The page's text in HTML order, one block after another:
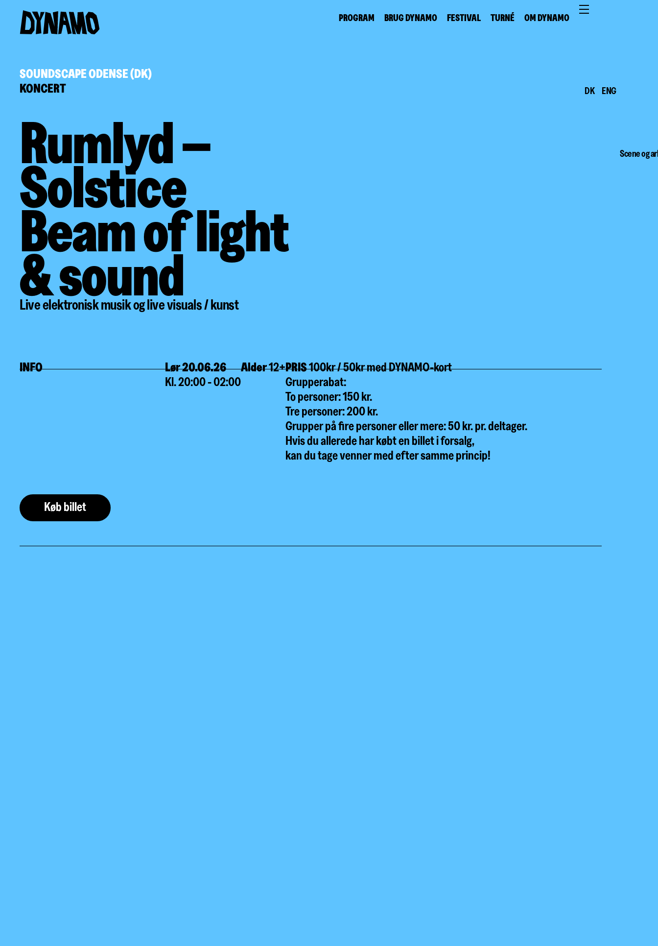
PROGRAM BRUG DYNAMO FESTIVAL TURNÉ OM DYNAMO
DK ENG
Scene og
SOUNDSCAPE ODENSE (DK)
KONCERT
Rumlyd –
Solstice
Beam of light
& sound
Live elektronisk musik og live visuals / kunst
INFO
Lør 20.06.26
Kl. 20:00 - 02:00
Alder12+PRIS100kr / 50kr med DYNAMO-kort
Grupperabat:
To personer: 150 kr.
Tre personer: 200 kr.
Grupper på fire personer eller mere: 50 kr. pr. deltager.
Hvis du allerede har købt en billet i forsalg,
kan du tage venner med efter samme princip!
Køb billet